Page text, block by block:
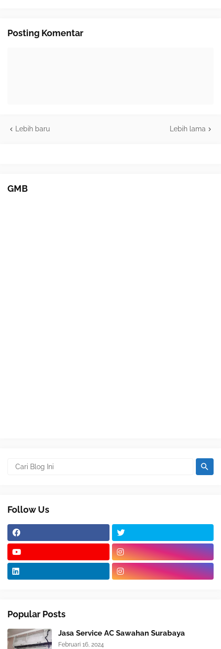
Posting Komentar
Lebih baru Lebih lama
GMB
Follow Us
Popular Posts
Jasa Service AC Sawahan Surabaya
Februari 16, 2024